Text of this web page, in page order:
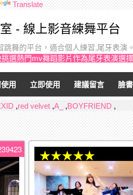
Translate
- 線上影音練舞平台
舞的平台，適合個人練習,尾牙表演
選熱門mv舞蹈影片作為尾牙表演選
用 立即使用 建議留言 臉
,red velvet ,A_ ,BOYFRIEND ,
★★★★★